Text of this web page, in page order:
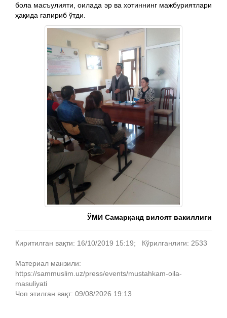
бола масъулияти, оилада эр ва хотиннинг мажбуриятлари
ҳақида гапириб ўтди.
ЎМИ Самарқанд вилоят вакиллиги
Киритилган вақти: 16/10/2019 15:19; Кўрилганлиги: 2533
Материал манзили:
https://sammuslim.uz/press/events/mustahkam-oila-
masuliyati
Чоп этилган вақт: 09/08/2026 19:13